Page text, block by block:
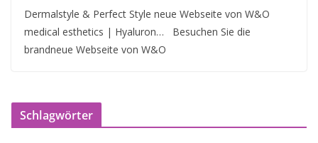
Dermalstyle & Perfect Style neue Webseite von W&O
medical esthetics | Hyaluron… Besuchen Sie die
brandneue Webseite von W&O
Schlagwörter